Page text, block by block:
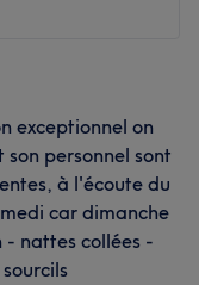
exceptionnel on
personnel sont
à l'écoute du
car dimanche
nattes collées -